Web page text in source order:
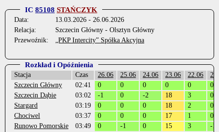
IC 85108 STAŃCZYK
Data:
13.03.2026 - 26.06.2026
Relacja:
Szczecin Główny - Olsztyn Główny
Przewoźnik:
„PKP Intercity” Spółka Akcyjna
Rozkład i Opóźnienia
Stacja Czas 26.06 25.06 24.06 23.06 22.06
Szczecin Główny
02:41 0 0 0 0 0
0
Szczecin Dąbie
03:02 -1 0 -2 18 3
0
Stargard
03:19 0 0 0 18 2
0
Chociwel
03:37 0 0 0 17 1
0
Runowo Pomorskie
03:49 0 -1 0 15 3
-1